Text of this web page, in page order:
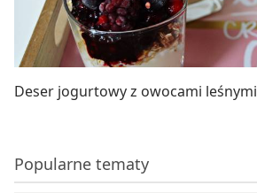
Deser jogurtowy z owocami leśnymi
Popularne tematy